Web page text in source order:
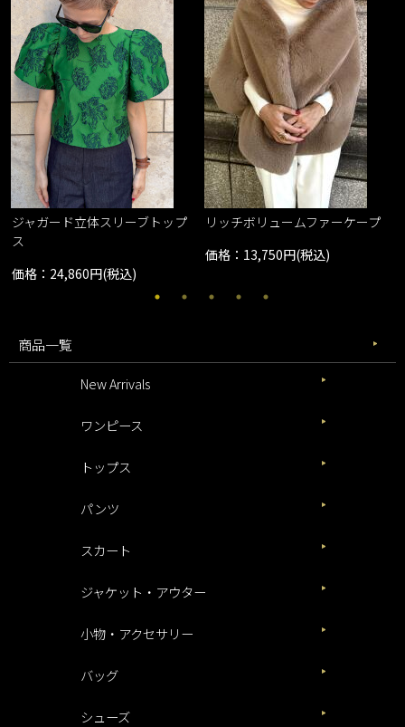
ジャガード立体スリーブトップ
ス
価格：24,860円(税込)
リッチボリュームファーケープ
価格：13,750円(税込)
商品一覧
New Arrivals
ワンピース
トップス
パンツ
スカート
ジャケット・アウター
小物・アクセサリー
バッグ
シューズ